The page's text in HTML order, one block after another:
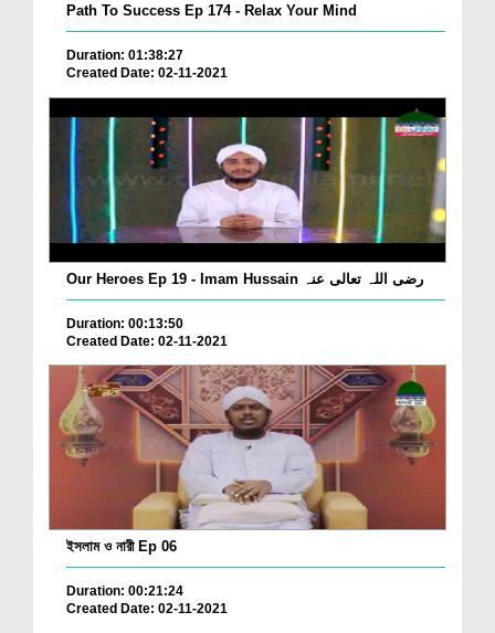
Path To Success Ep 174 - Relax Your Mind
Duration: 01:38:27
Created Date: 02-11-2021
Our Heroes Ep 19 - Imam Hussain رضی اللہ تعالی عنہ
Duration: 00:13:50
Created Date: 02-11-2021
ইসলাম ও নারী Ep 06
Duration: 00:21:24
Created Date: 02-11-2021